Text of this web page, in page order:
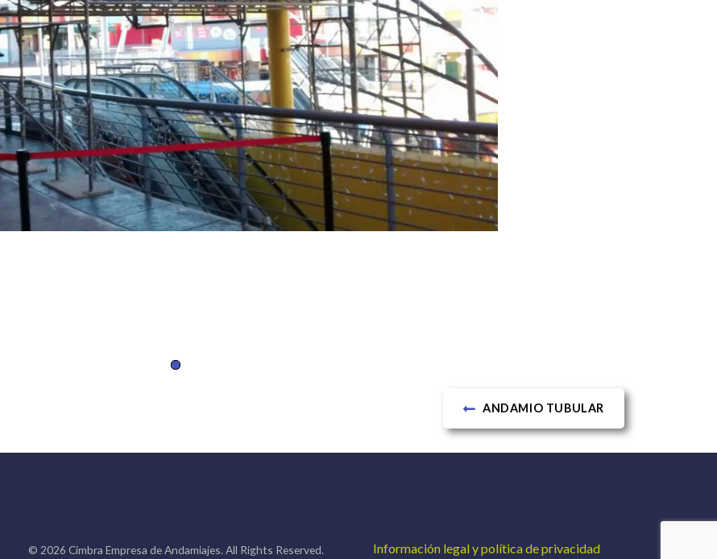
ANDAMIO TUBULAR
Información legal y política de privacidad
© 2026 Cimbra Empresa de Andamiajes. All Rights Reserved.